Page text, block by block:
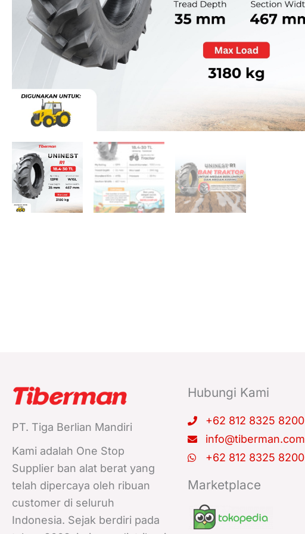
PT. Tiga Berlian Mandiri
Kami adalah One Stop
Supplier ban alat berat yang
telah dipercaya oleh ribuan
customer di seluruh
Indonesia. Sejak berdiri pada
Hubungi Kami
+62 812 8325 8200
info@tiberman.com
+62 812 8325 8200
Marketplace